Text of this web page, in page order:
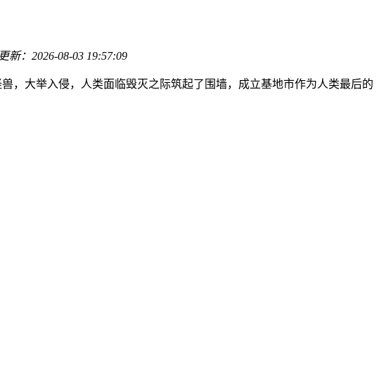
更新： 2026-08-03 19:57:09
，大举入侵，人类面临毁灭之际筑起了围墙，成立基地市作为人类最后的